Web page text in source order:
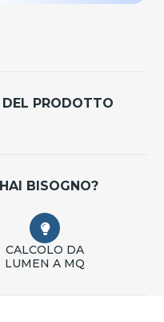
DEL PRODOTTO
BISOGNO?
CALCOLO DA
LUMEN A MQ